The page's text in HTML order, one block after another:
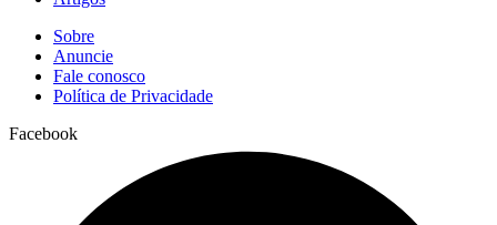
Sobre
Anuncie
Fale conosco
Política de Privacidade
Facebook